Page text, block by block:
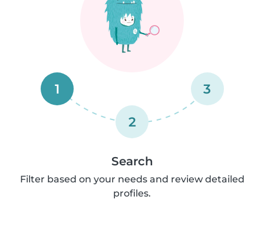
1
2
3
Search
Filter based on your needs and review detailed
profiles.